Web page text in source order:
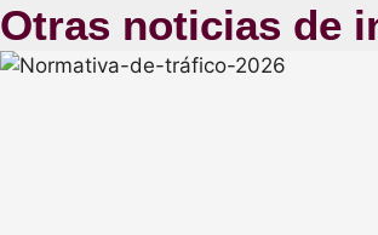
Otras noticias de